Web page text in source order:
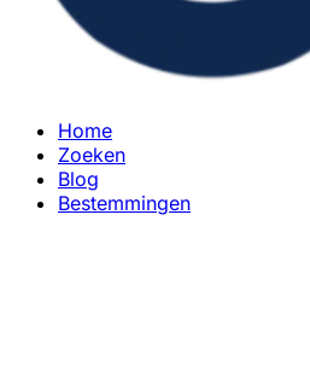
Home
Zoeken
Blog
Bestemmingen